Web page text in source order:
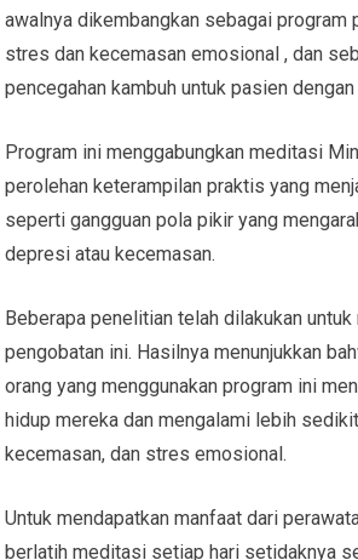
awalnya dikembangkan sebagai program
stres dan kecemasan emosional , dan
pencegahan kambuh untuk pasien
Program ini menggabungkan meditasi
perolehan keterampilan praktis yang
seperti gangguan pola pikir yang
depresi atau kecemasan.
Beberapa penelitian telah dilakukan
pengobatan ini. Hasilnya menunjukkan
orang yang menggunakan program ini
hidup mereka dan mengalami lebih
kecemasan, dan stres emosional.
Untuk mendapatkan manfaat dari
berlatih meditasi setiap hari setidaknya